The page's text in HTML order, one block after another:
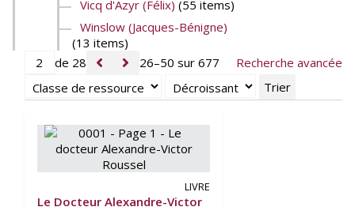
Vicq d'Azyr (Félix) (55 items)
Winslow (Jacques-Bénigne)
(13 items)
de 28
26–50 sur 677
Recherche avancée
Trier
LIVRE
Le Docteur Alexandre-Victor